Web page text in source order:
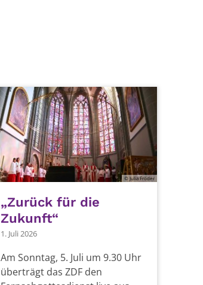
© Julia Fröder
„Zurück für die
Zukunft“
1. Juli 2026
Am Sonntag, 5. Juli um 9.30 Uhr
überträgt das ZDF den